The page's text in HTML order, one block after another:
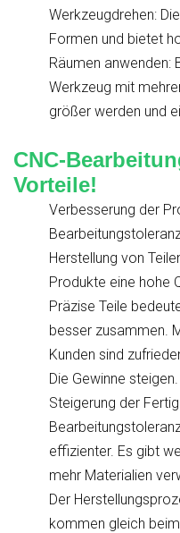
Werkzeugdrehen:
Formen und bietet
Räumen anwenden:
Werkzeug mit
größer werden und
CNC-
Vorteile!
Verbesserung der
Herstellung von
Produkte eine hohe
Präzise Teile
besser zusammen.
Kunden sind
Die Gewinne steigen.
Steigerung der
effizienter. Es gibt
mehr Materialien
Der
kommen gleich